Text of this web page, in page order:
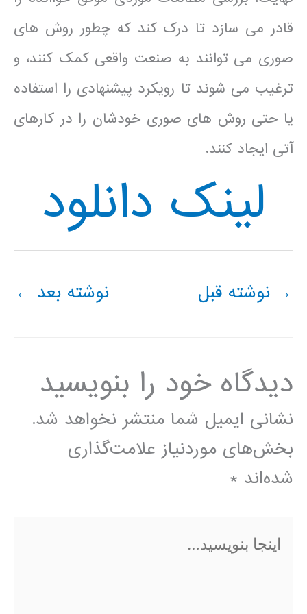
قادر می سازد تا درک کند که چطور روش های
صوری می توانند به صنعت واقعی کمک کنند، و
ترغیب می شوند تا رویکرد پیشنهادی را استفاده
یا حتی روش های صوری خودشان را در کارهای
آتی ایجاد کنند.
لینک دانلود
→ نوشته قبل نوشته بعد ←
دیدگاه‌ خود را بنویسید
نشانی ایمیل شما منتشر نخواهد شد.
بخش‌های موردنیاز علامت‌گذاری
شده‌اند *
اینجا
بنویسید…